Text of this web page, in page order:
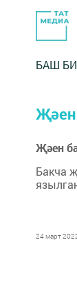
БАШ
Җәен
Җәен
Бакча
24 март